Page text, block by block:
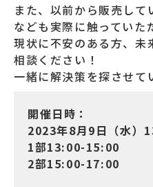
また、以前から販売し
なども実際に触っていた
現状に不安のある方、未
相談ください！
一緒に解決策を探させて
開催日時：
2023年8月9日（水）
1部13:00-15:00
2部15:00-17:00